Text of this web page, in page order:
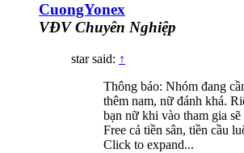
CuongYonex
VĐV Chuyên Nghiệp
star said: ↑
Thông báo: Nhóm đang
thêm nam, nữ đánh khá.
bạn nữ khi vào tham gia
Free cả tiền sân, tiền cầu
Click to expand...